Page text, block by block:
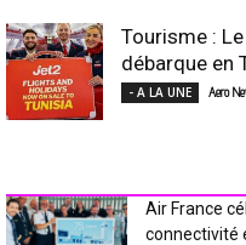
Tourisme :
débarque en
- A LA UNE Aero
Air France
connectivité